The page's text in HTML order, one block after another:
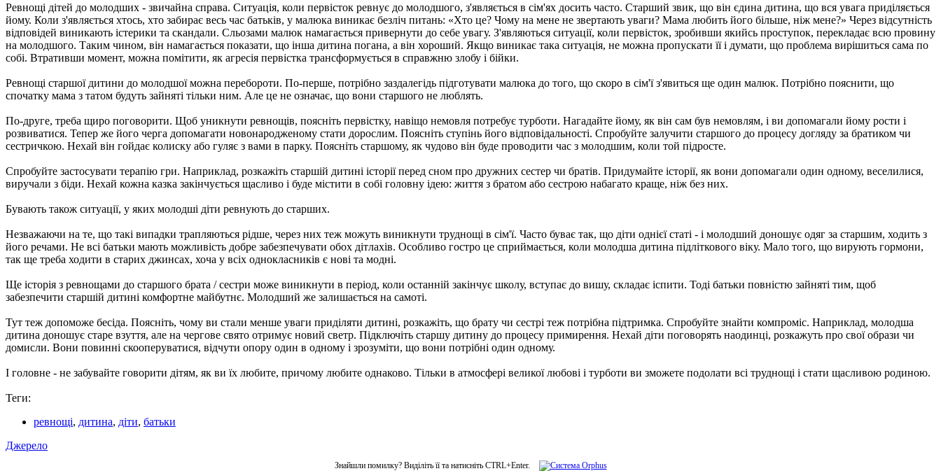
Ревнощі дітей до молодших - звичайна справа. Ситуація, коли первісток ревнує до молодшого, з'являється в сім'ях досить часто. Старший звик, що він єдина дитина, що вся увага приділяється
йому. Коли з'являється хтось, хто забирає весь час батьків, у малюка виникає безліч питань: «Хто це? Чому на мене не звертають уваги? Мама любить його більше, ніж мене?» Через відсутність
відповідей виникають істерики та скандали. Сльозами малюк намагається привернути до себе увагу. З'являються ситуації, коли первісток, зробивши якийсь проступок, перекладає всю провину
на молодшого. Таким чином, він намагається показати, що інша дитина погана, а він хороший. Якщо виникає така ситуація, не можна пропускати її і думати, що проблема вирішиться сама по
собі. Втративши момент, можна помітити, як агресія первістка трансформується в справжню злобу і бійки.
Ревнощі старшої дитини до молодшої можна перебороти. По-перше, потрібно заздалегідь підготувати малюка до того, що скоро в сім'ї з'явиться ще один малюк. Потрібно пояснити, що
спочатку мама з татом будуть зайняті тільки ним. Але це не означає, що вони старшого не люблять.
По-друге, треба щиро поговорити. Щоб уникнути ревнощів, поясніть первістку, навіщо немовля потребує турботи. Нагадайте йому, як він сам був немовлям, і ви допомагали йому рости і
розвиватися. Тепер же його черга допомагати новонародженому стати дорослим. Поясніть ступінь його відповідальності. Спробуйте залучити старшого до процесу догляду за братиком чи
сестричкою. Нехай він гойдає колиску або гуляє з вами в парку. Поясніть старшому, як чудово він буде проводити час з молодшим, коли той підросте.
Спробуйте застосувати терапію гри. Наприклад, розкажіть старшій дитині історії перед сном про дружних сестер чи братів. Придумайте історії, як вони допомагали один одному, веселилися,
виручали з біди. Нехай кожна казка закінчується щасливо і буде містити в собі головну ідею: життя з братом або сестрою набагато краще, ніж без них.
Бувають також ситуації, у яких молодші діти ревнують до старших.
Незважаючи на те, що такі випадки трапляються рідше, через них теж можуть виникнути труднощі в сім'ї. Часто буває так, що діти однієї статі - і молодший доношує одяг за старшим, ходить з
його речами. Не всі батьки мають можливість добре забезпечувати обох дітлахів. Особливо гостро це сприймається, коли молодша дитина підліткового віку. Мало того, що вирують гормони,
так ще треба ходити в старих джинсах, хоча у всіх однокласників є нові та модні.
Ще історія з ревнощами до старшого брата / сестри може виникнути в період, коли останній закінчує школу, вступає до вишу, складає іспити. Тоді батьки повністю зайняті тим, щоб
забезпечити старшій дитині комфортне майбутнє. Молодший же залишається на самоті.
Тут теж допоможе бесіда. Поясніть, чому ви стали менше уваги приділяти дитині, розкажіть, що брату чи сестрі теж потрібна підтримка. Спробуйте знайти компроміс. Наприклад, молодша
дитина доношує старе взуття, але на чергове свято отримує новий светр. Підключіть старшу дитину до процесу примирення. Нехай діти поговорять наодинці, розкажуть про свої образи чи
домисли. Вони повинні скооперуватися, відчути опору один в одному і зрозуміти, що вони потрібні один одному.
І головне - не забувайте говорити дітям, як ви їх любите, причому любите однаково. Тільки в атмосфері великої любові і турботи ви зможете подолати всі труднощі і стати щасливою родиною.
Теги:
ревнощі, дитина, діти, батьки
Джерело
Знайшли помилку? Виділіть її та натисніть CTRL+Enter.